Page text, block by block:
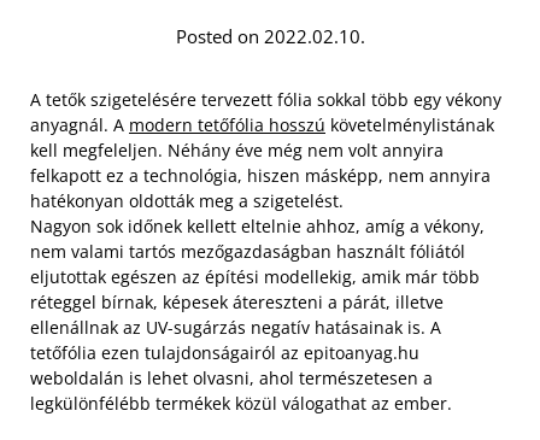
Posted on 2022.02.10.
A tetők szigetelésére tervezett fólia sokkal több egy vékony
anyagnál. A modern tetőfólia hosszú követelménylistának
kell megfeleljen. Néhány éve még nem volt annyira
felkapott ez a technológia, hiszen másképp, nem annyira
hatékonyan oldották meg a szigetelést.
Nagyon sok időnek kellett eltelnie ahhoz, amíg a vékony,
nem valami tartós mezőgazdaságban használt fóliától
eljutottak egészen az építési modellekig, amik már több
réteggel bírnak, képesek átereszteni a párát, illetve
ellenállnak az UV-sugárzás negatív hatásainak is. A
tetőfólia ezen tulajdonságairól az epitoanyag.hu
weboldalán is lehet olvasni, ahol természetesen a
legkülönfélébb termékek közül válogathat az ember.